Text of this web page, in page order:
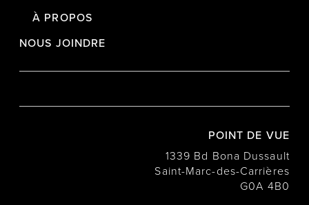
À PROPOS
NOUS JOINDRE
POINT DE VUE
1339 Bd Bona Dussault
Saint-Marc-des-Carrières
G0A 4B0